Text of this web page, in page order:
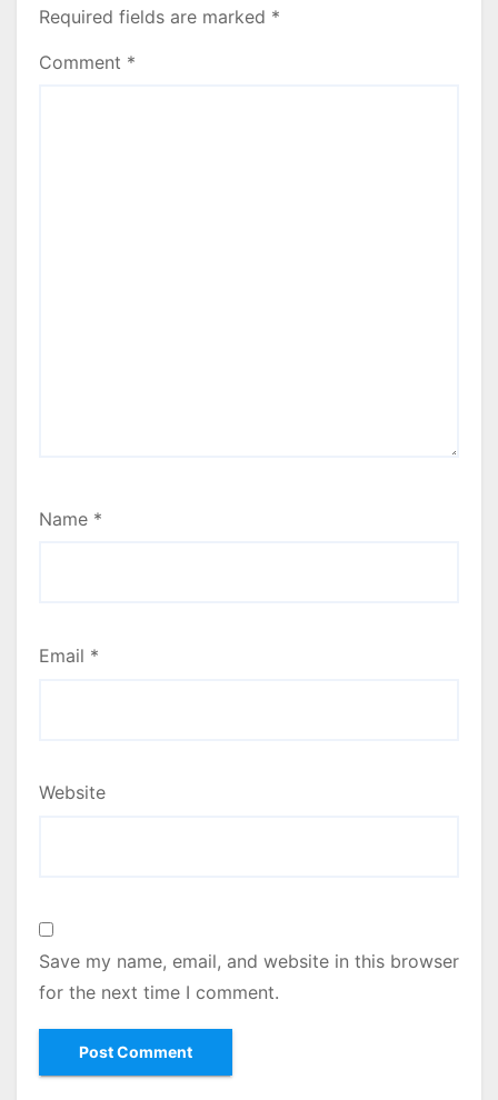
Required fields are marked *
Comment *
Name *
Email *
Website
Save my name, email, and website in this browser
for the next time I comment.